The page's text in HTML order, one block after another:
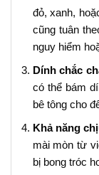
đỏ, xanh,
cũng tuân
nguy hiểm
Dính chắc
có thể bám
bê tông cho
Khả năng
mài mòn từ
bị bong tróc